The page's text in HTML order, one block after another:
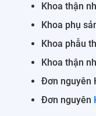
Khoa thận
Khoa phụ
Khoa phẫu
Khoa thận
Đơn nguyên
Đơn nguyên